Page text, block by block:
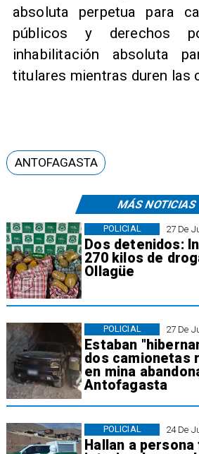
absoluta perpetua para
públicos y derechos
inhabilitación absoluta
titulares mientras duren las
MÁS NOTICIAS
27 De
Dos detenidos:
270 kilos de
Ollagüe
POLICIAL
27 De
Estaban
dos camionetas
en mina
Antofagasta
POLICIAL
24 De
Hallan a persona
POLICIAL
ANTOFAGASTA